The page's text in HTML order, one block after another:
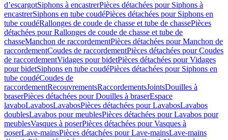
d’escargotSiphons à encastrerPièces détachées pour Siphons à
encastrerSiphons en tube coudéPièces détachées pour Siphons en
tube coudéRallonges de coude de chasse et tube de chassePièces
détachées pour Rallonges de coude de chasse et tube de
chasseManchon de raccordementPièces détachées pour Manchon de
raccordementCoudes de raccordementPièces détachées pour Coudes
de raccordementVidages pour bidetPièces détachées pour Vidages
pour bidetSiphons en tube coudéPièces détachées pour Siphons en
tube coudéCoudes de
raccordementRecouvrementsRaccordementsJointsDouilles à
braserPièces détachées pour Douilles à braserEspace
lavaboLavabosLavabosPièces détachées pour LavabosLavabos
doublesLavabos pour meublesPièces détachées pour Lavabos pour
meublesVasques à poserPièces détachées pour Vasques à
poserLave-mainsPièces détachées pour Lave-mainsLave-mains